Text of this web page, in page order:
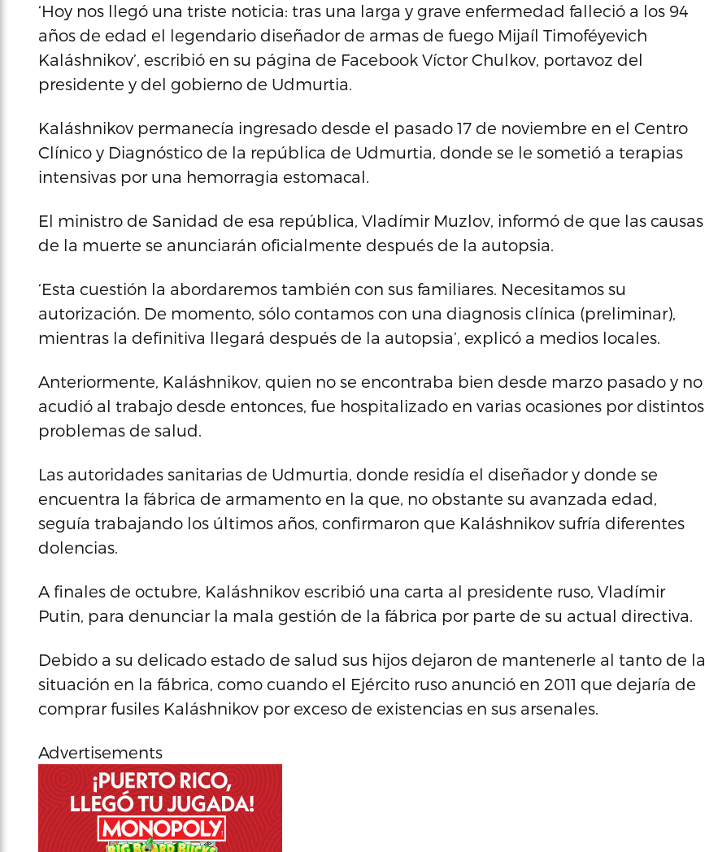
‘Hoy nos llegó una triste noticia: tras una larga y grave enfermedad falleció a los 94
años de edad el legendario diseñador de armas de fuego Mijaíl Timoféyevich
Kaláshnikov’, escribió en su página de Facebook Víctor Chulkov, portavoz del
presidente y del gobierno de Udmurtia.
Kaláshnikov permanecía ingresado desde el pasado 17 de noviembre en el Centro
Clínico y Diagnóstico de la república de Udmurtia, donde se le sometió a terapias
intensivas por una hemorragia estomacal.
El ministro de Sanidad de esa república, Vladímir Muzlov, informó de que las causas
de la muerte se anunciarán oficialmente después de la autopsia.
‘Esta cuestión la abordaremos también con sus familiares. Necesitamos su
autorización. De momento, sólo contamos con una diagnosis clínica (preliminar),
mientras la definitiva llegará después de la autopsia’, explicó a medios locales.
Anteriormente, Kaláshnikov, quien no se encontraba bien desde marzo pasado y no
acudió al trabajo desde entonces, fue hospitalizado en varias ocasiones por distintos
problemas de salud.
Las autoridades sanitarias de Udmurtia, donde residía el diseñador y donde se
encuentra la fábrica de armamento en la que, no obstante su avanzada edad,
seguía trabajando los últimos años, confirmaron que Kaláshnikov sufría diferentes
dolencias.
A finales de octubre, Kaláshnikov escribió una carta al presidente ruso, Vladímir
Putin, para denunciar la mala gestión de la fábrica por parte de su actual directiva.
Debido a su delicado estado de salud sus hijos dejaron de mantenerle al tanto de la
situación en la fábrica, como cuando el Ejército ruso anunció en 2011 que dejaría de
comprar fusiles Kaláshnikov por exceso de existencias en sus arsenales.
Advertisements